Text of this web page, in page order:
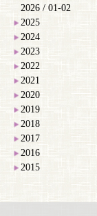
2026 / 01-02
2025
2024
2023
2022
2021
2020
2019
2018
2017
2016
2015